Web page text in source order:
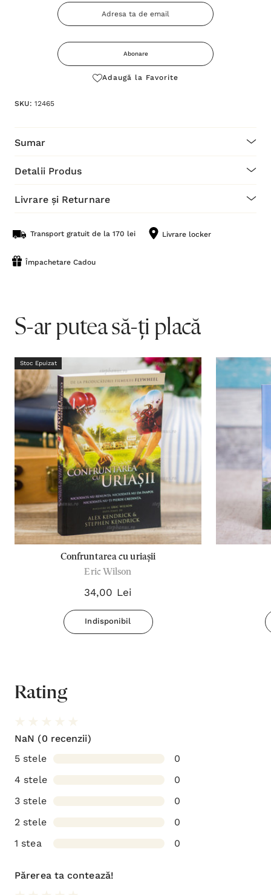
Abonare
Adaugă la Favorite
SKU: 12465
Sumar
Detalii Produs
Livrare și Returnare
Transport gratuit de la 170 lei Livrare locker
Împachetare Cadou
S-ar putea să-ți placă
Stoc Epuizat
Confruntarea cu uriașii
Eric Wilson
34,00 Lei
Indisponibil
Rating
NaN (0 recenzii)
5 stele
0
4 stele
0
3 stele
0
2 stele
0
1 stea
0
Părerea ta contează!